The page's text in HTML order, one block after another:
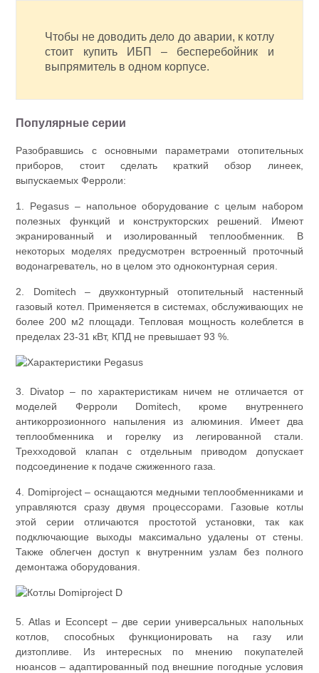
Чтобы не доводить дело до аварии, к котлу
стоит купить ИБП – бесперебойник и
выпрямитель в одном корпусе.
Популярные серии
Разобравшись с основными параметрами отопительных
приборов, стоит сделать краткий обзор линеек,
выпускаемых Ферроли:
1. Pegasus – напольное оборудование с целым набором
полезных функций и конструкторских решений. Имеют
экранированный и изолированный теплообменник. В
некоторых моделях предусмотрен встроенный проточный
водонагреватель, но в целом это одноконтурная серия.
2. Domitech – двухконтурный отопительный настенный
газовый котел. Применяется в системах, обслуживающих не
более 200 м2 площади. Тепловая мощность колеблется в
пределах 23-31 кВт, КПД не превышает 93 %.
3. Divatop – по характеристикам ничем не отличается от
моделей Ферроли Domitech, кроме внутреннего
антикоррозионного напыления из алюминия. Имеет два
теплообменника и горелку из легированной стали.
Трехходовой клапан с отдельным приводом допускает
подсоединение к подаче сжиженного газа.
4. Domiproject – оснащаются медными теплообменниками и
управляются сразу двумя процессорами. Газовые котлы
этой серии отличаются простотой установки, так как
подключающие выходы максимально удалены от стены.
Также облегчен доступ к внутренним узлам без полного
демонтажа оборудования.
5. Atlas и Econcept – две серии универсальных напольных
котлов, способных функционировать на газу или
дизтопливе. Из интересных по мнению покупателей
нюансов – адаптированный под внешние погодные условия